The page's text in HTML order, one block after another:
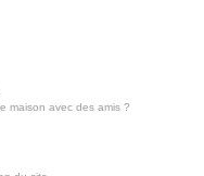
maison avec des amis?